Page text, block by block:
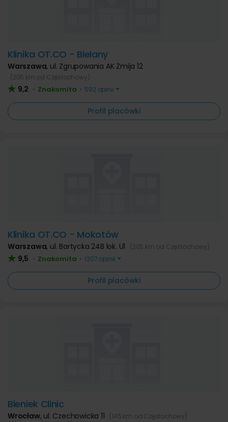
Klinika OT.CO - Bielany
Warszawa, ul. Zgrupowania AK Żmija 12
(205 km od Częstochowy)
9,2 • Znakomita • 592 opinii
Profil placówki
Klinika OT.CO - Mokotów
Warszawa, ul. Bartycka 24B lok. U1 (205 km od Częstochowy)
9,5 • Znakomita • 1207 opinii
Profil placówki
Bieniek Clinic
Wrocław, ul. Czechowicka 11 (145 km od Częstochowy)